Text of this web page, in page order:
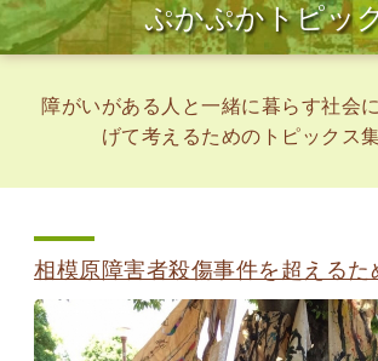
ぷかぷかトピッ
障がいがある人と一緒に暮らす社会
げて考えるためのトピックス集
相模原障害者殺傷事件を超えるた